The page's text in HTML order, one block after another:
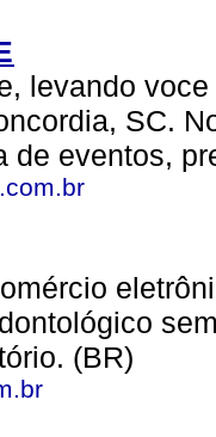
levando
SC.
de eventos,
(BR)